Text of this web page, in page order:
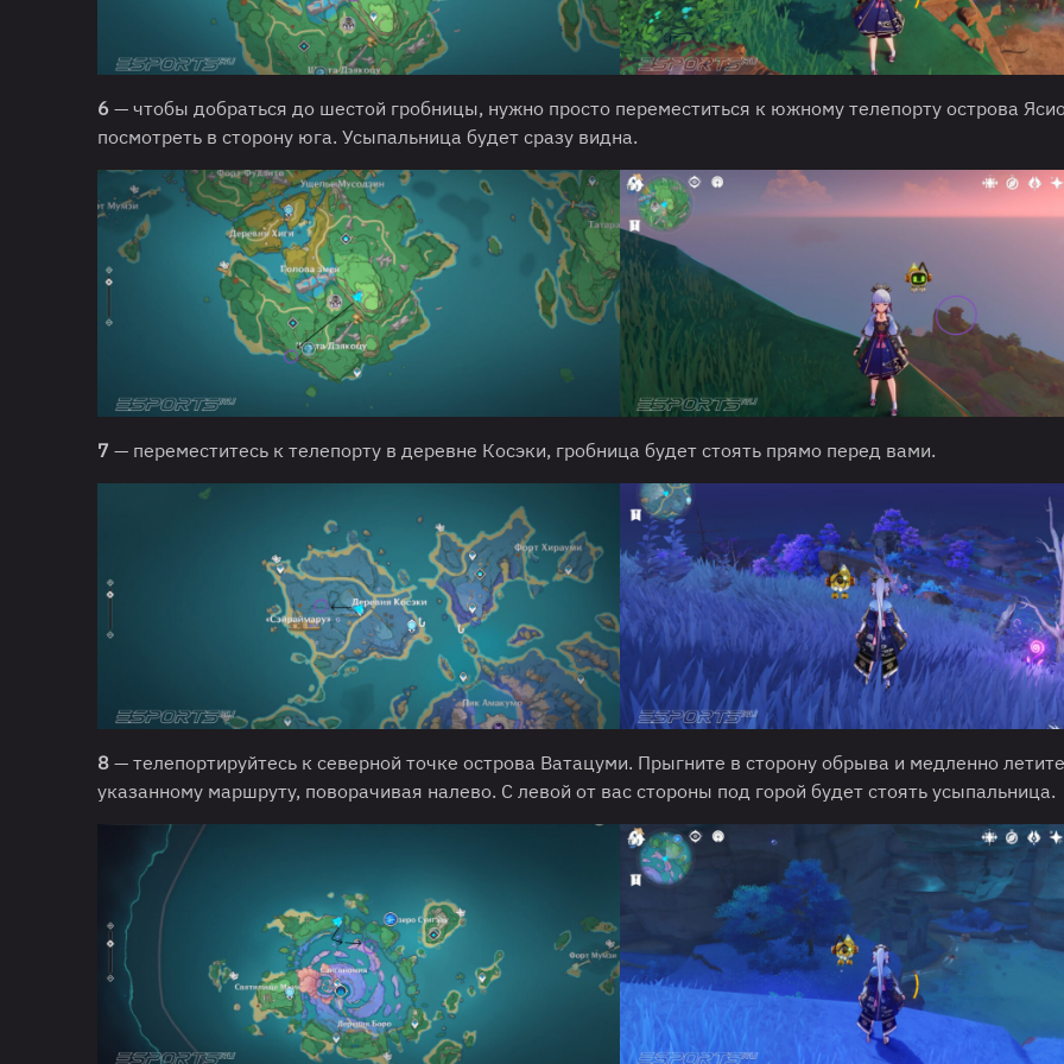
6 — чтобы добраться до шестой гробницы, нужно просто переместиться к южному телепорту острова
посмотреть в сторону юга. Усыпальница будет сразу видна.
7 — переместитесь к телепорту в деревне Косэки, гробница будет стоять прямо перед вами.
8 — телепортируйтесь к северной точке острова Ватацуми. Прыгните в сторону обрыва и медленно
указанному маршруту, поворачивая налево. С левой от вас стороны под горой будет стоять усыпальница.